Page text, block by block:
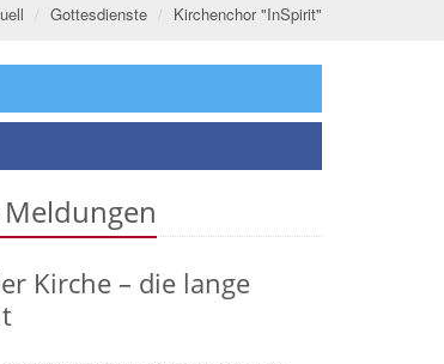
Gottesdienste Kirchenchor "InSpirit"
Kirche – die lange